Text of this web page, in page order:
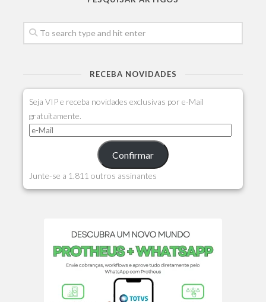
RECEBA NOVIDADES
Seja VIP e receba novidades exclusivas por e-Mail
gratuitamente.
Confirmar
Junte-se a 1.811 outros assinantes